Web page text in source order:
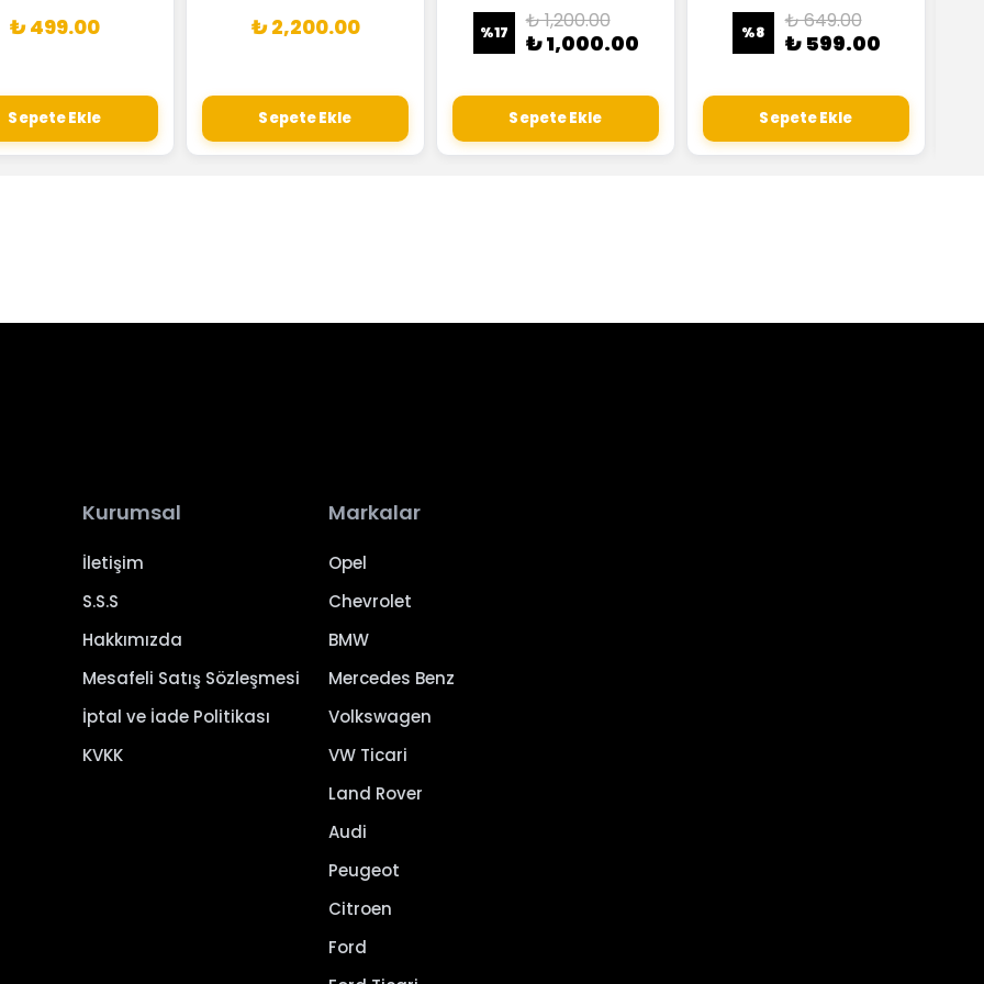
₺ 499.00
Sepete Ekle
₺ 2,200.00
Sepete Ekle
%17 ₺ 1,200.00
₺ 1,000.00
Sepete Ekle
%8 ₺ 649.00
₺ 599.00
Sepete Ekle
Kurumsal
İletişim
S.S.S
Hakkımızda
Mesafeli Satış Sözleşmesi
İptal ve İade Politikası
KVKK
Markalar
Opel
Chevrolet
BMW
Mercedes Benz
Volkswagen
VW Ticari
Land Rover
Audi
Peugeot
Citroen
Ford